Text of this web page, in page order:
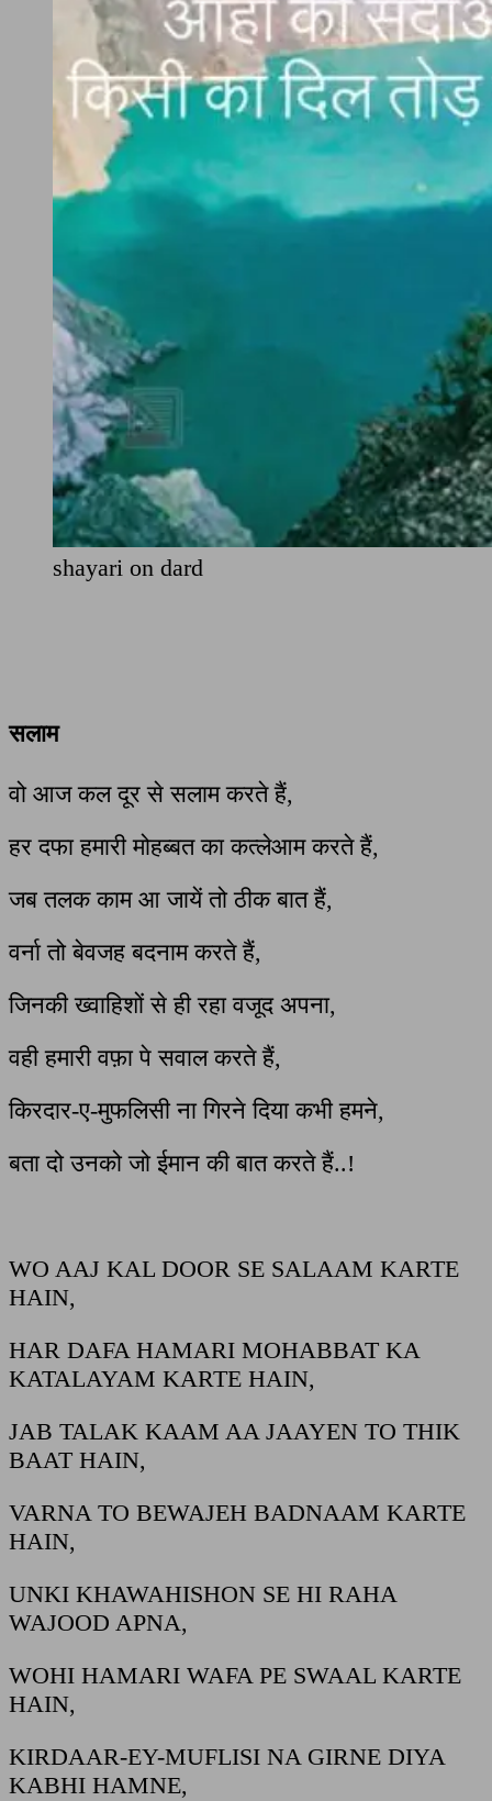
shayari on dard
सलाम
वो आज कल दूर से सलाम करते हैं,
हर दफा हमारी मोहब्बत का कत्लेआम करते हैं,
जब तलक काम आ जायें तो ठीक बात हैं,
वर्ना तो बेवजह बदनाम करते हैं,
जिनकी ख्वाहिशों से ही रहा वजूद अपना,
वही हमारी वफ़ा पे सवाल करते हैं,
किरदार-ए-मुफलिसी ना गिरने दिया कभी हमने,
बता दो उनको जो ईमान की बात करते हैं..!
WO AAJ KAL DOOR SE SALAAM KARTE
HAIN,
HAR DAFA HAMARI MOHABBAT KA
KATALAYAM KARTE HAIN,
JAB TALAK KAAM AA JAAYEN TO THIK
BAAT HAIN,
VARNA TO BEWAJEH BADNAAM KARTE
HAIN,
UNKI KHAWAHISHON SE HI RAHA
WAJOOD APNA,
WOHI HAMARI WAFA PE SWAAL KARTE
HAIN,
KIRDAAR-EY-MUFLISI NA GIRNE DIYA
KABHI HAMNE,